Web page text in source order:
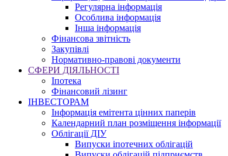
Регулярна інформація
Особлива інформація
Інша інформація
Фінансова звітність
Закупівлі
Нормативно-правові документи
СФЕРИ ДІЯЛЬНОСТІ
Іпотека
Фінансовий лізинг
ІНВЕСТОРАМ
Інформація емітента цінних паперів
Календарний план розміщення інформації
Облігації ДІУ
Випуски іпотечних облігацій